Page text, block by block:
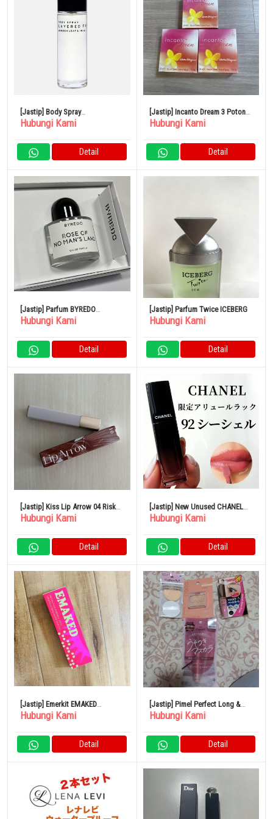
[Jastip] Body Spray
SHOLAYERED 100ml
Hubungi Kami
Detail
[Jastip] Incanto Dream 3 Potong
Set Parfum
Hubungi Kami
Detail
[Jastip] Parfum BYREDO
BLANCHE Blanche Eau de
Hubungi Kami
Detail
[Jastip] Parfum Twice ICEBERG
Hubungi Kami
Detail
[Jastip] Kiss Lip Arrow 04 Risk
Taker
Hubungi Kami
Detail
[Jastip] New Unused CHANEL
lipstick
Hubungi Kami
Detail
[Jastip] Emerkit EMAKED
Mizuhashi Hojudo
Serum
Hubungi Kami
Detail
[Jastip] Pimel Perfect Long &
Curl Maskara Mauve Pink
Hubungi Kami
Detail